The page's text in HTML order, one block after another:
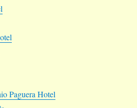
Paguera Hotel